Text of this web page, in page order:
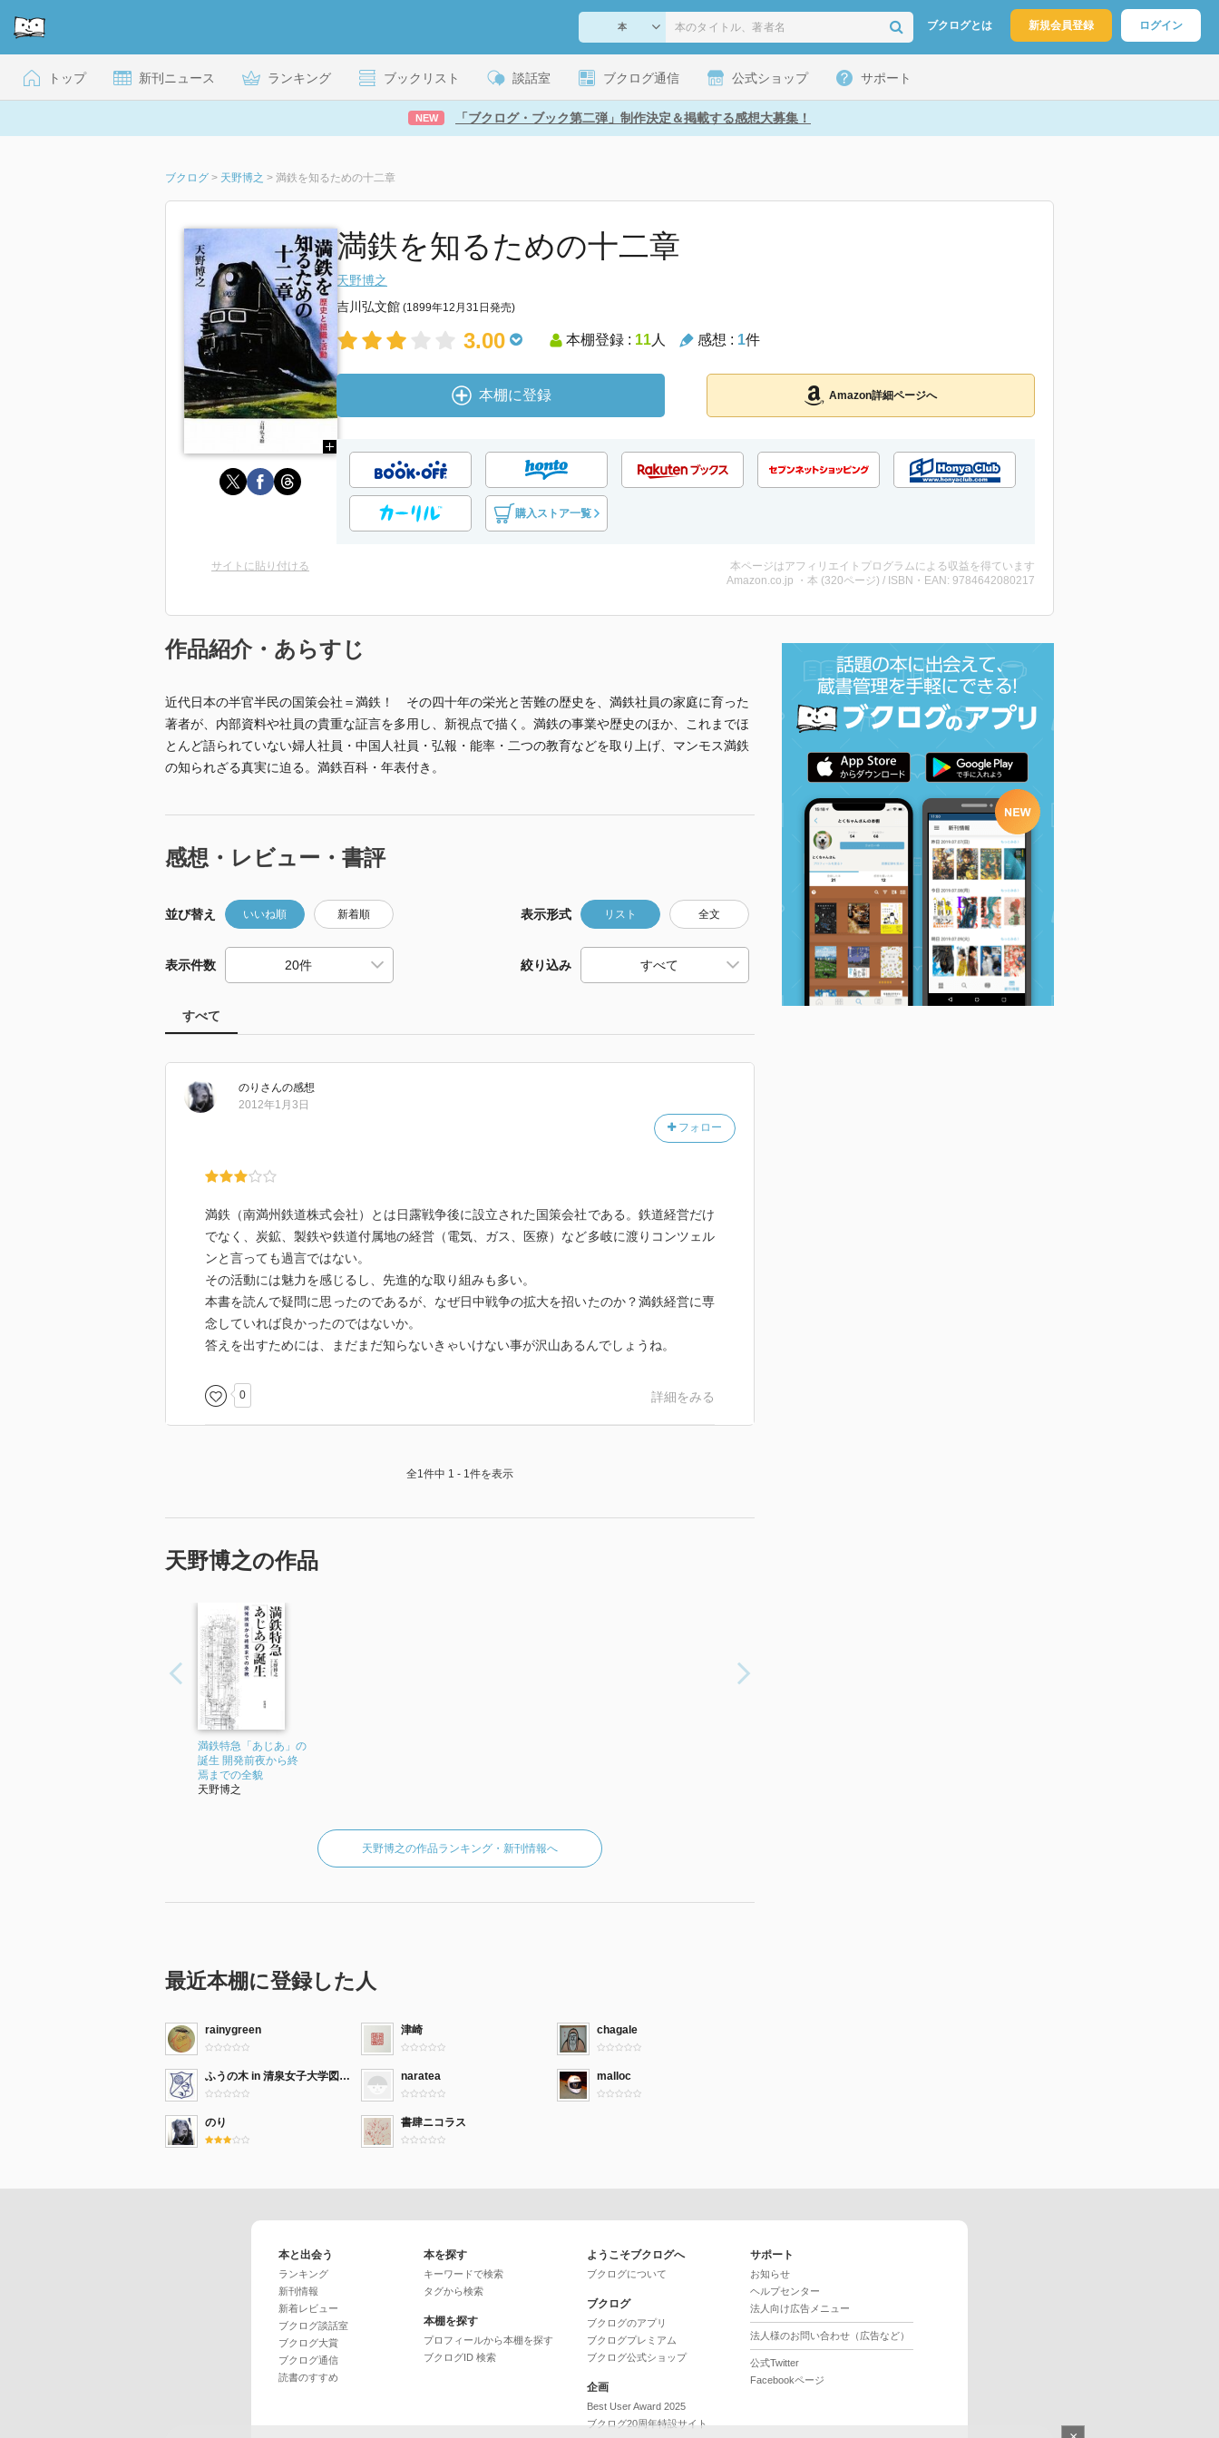
ブクログとは 新規会員登録 ログイン
トップ 新刊ニュース ランキング ブックリスト 談話室 ブクログ通信 公式ショップ サポート
NEW 「ブクログ・ブック第二弾」制作決定＆掲載する感想大募集！
ブクログ > 天野博之 > 満鉄を知るための十二章
満鉄を知るための十二章
天野博之
吉川弘文館 (1899年12月31日発売)
3.00 本棚登録 : 11人 感想 : 1件
本棚に登録 Amazon詳細ページへ
購入ストア一覧
サイトに貼り付ける
本ページはアフィリエイトプログラムによる収益を得ています
Amazon.co.jp ・本 (320ページ) / ISBN・EAN: 9784642080217
作品紹介・あらすじ
近代日本の半官半民の国策会社＝満鉄！ その四十年の栄光と苦難の歴史を、満鉄社員の家庭に育った
著者が、内部資料や社員の貴重な証言を多用し、新視点で描く。満鉄の事業や歴史のほか、これまでほ
とんど語られていない婦人社員・中国人社員・弘報・能率・二つの教育などを取り上げ、マンモス満鉄
の知られざる真実に迫る。満鉄百科・年表付き。
感想・レビュー・書評
並び替え いいね順 新着順 表示形式 リスト 全文
表示件数 絞り込み
すべて
のり さんの感想
フォロー
2012年1月3日
満鉄（南満州鉄道株式会社）とは日露戦争後に設立された国策会社である。鉄道経営だけ
でなく、炭鉱、製鉄や鉄道付属地の経営（電気、ガス、医療）など多岐に渡りコンツェル
ンと言っても過言ではない。
その活動には魅力を感じるし、先進的な取り組みも多い。
本書を読んで疑問に思ったのであるが、なぜ日中戦争の拡大を招いたのか？満鉄経営に専
念していれば良かったのではないか。
答えを出すためには、まだまだ知らないきゃいけない事が沢山あるんでしょうね。
0 詳細をみる
全1件中 1 - 1件を表示
天野博之の作品
満鉄特急「あじあ」の
誕生 開発前夜から終
焉までの全貌
天野博之
天野博之の作品ランキング・新刊情報へ
最近本棚に登録した人
rainygreen 津崎 chagale
ふうの木 in 清泉女子大学図書館 naratea malloc
のり 書肆ニコラス
本と出会う
ランキング
新刊情報
新着レビュー
ブクログ談話室
ブクログ大賞
ブクログ通信
読書のすすめ
本を探す
キーワードで検索
タグから検索
本棚を探す
プロフィールから本棚を探す
ブクログID 検索
ようこそブクログへ
ブクログについて
ブクログ
ブクログのアプリ
ブクログプレミアム
ブクログ公式ショップ
企画
Best User Award 2025
ブクログ20周年特設サイト
サポート
お知らせ
ヘルプセンター
法人向け広告メニュー
法人様のお問い合わせ（広告など）
公式Twitter
Facebookページ